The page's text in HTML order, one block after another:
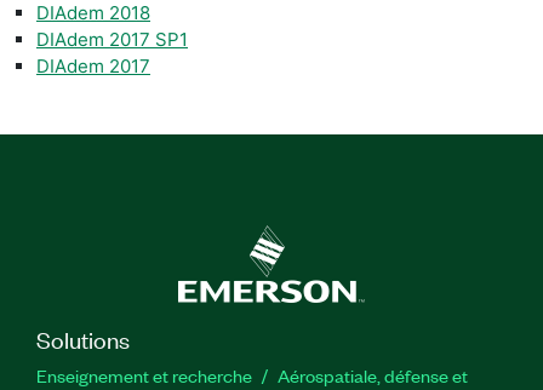
DIAdem 2018
DIAdem 2017 SP1
DIAdem 2017
Solutions
Enseignement et recherche
Aérospatiale, défense et